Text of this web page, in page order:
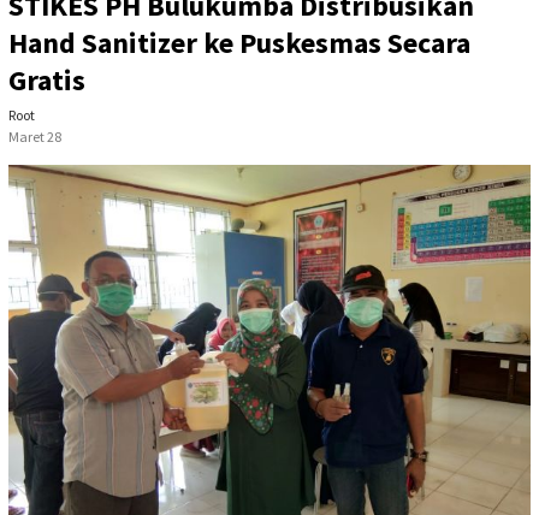
Hand Sanitizer ke Puskesmas Secara
Gratis
Root
Maret 28